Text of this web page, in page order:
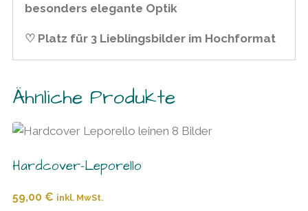
besonders elegante Optik
♡ Platz für 3 Lieblingsbilder im Hochformat
Ähnliche Produkte
Hardcover-Leporello
59,00 € inkl. MwSt.